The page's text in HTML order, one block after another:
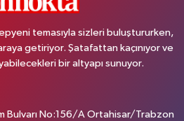
temasıyla sizleri buluştururken,
getiriyor. Şatafattan kaçınıyor ve
bir altyapı sunuyor.
Bulvarı No:156/A Ortahisar/Trabzon